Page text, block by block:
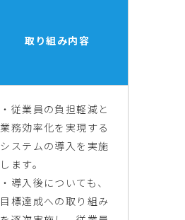
取り組み内容
・従業員の負担軽減と
業務効率化を実現する
システムの導入を実施
します。
・導入後についても、
目標達成への取り組み